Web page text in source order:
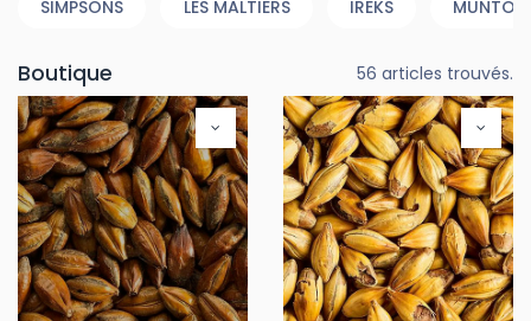
SIMPSONS LES MALTIERS IREKS
Boutique 56 articles trouvés.